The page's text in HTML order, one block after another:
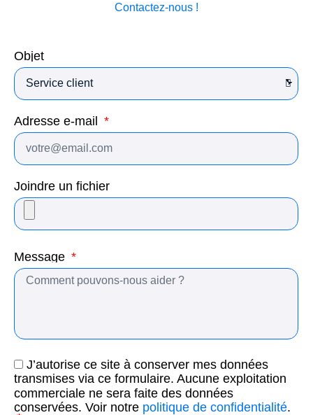
Contactez-nous !
Objet
Adresse e-mail
Joindre un fichier
Message
J’autorise ce site à conserver mes données
transmises via ce formulaire. Aucune exploitation
commerciale ne sera faite des données
conservées. Voir notre politique de confidentialité.